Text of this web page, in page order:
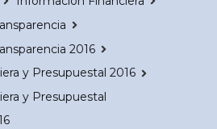
2016
y Presupuestal 2016
y Presupuestal